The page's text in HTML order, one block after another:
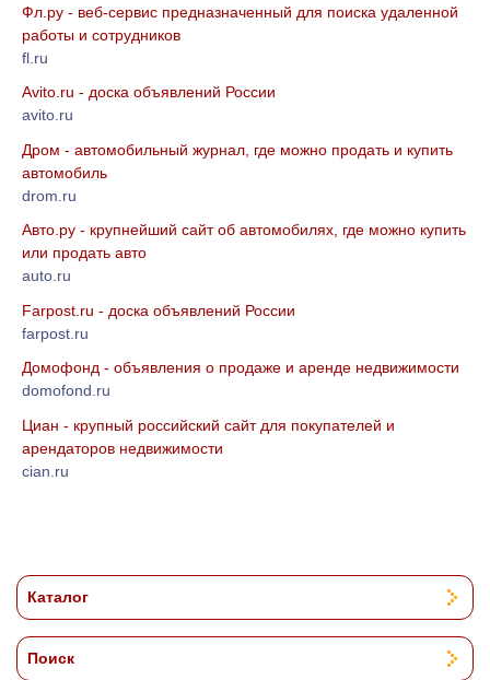
Фл.ру - веб-сервис предназначенный для поиска удаленной
работы и сотрудников
fl.ru
Avito.ru - доска объявлений России
avito.ru
Дром - автомобильный журнал, где можно продать и купить
автомобиль
drom.ru
Авто.ру - крупнейший сайт об автомобилях, где можно купить
или продать авто
auto.ru
Farpost.ru - доска объявлений России
farpost.ru
Домофонд - объявления о продаже и аренде недвижимости
domofond.ru
Циан - крупный российский сайт для покупателей и
арендаторов недвижимости
cian.ru
Каталог
Поиск